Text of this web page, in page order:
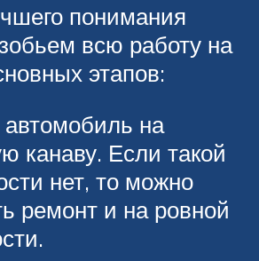
понимания
всю работу на
этапов:
автомобиль на
канаву. Если такой
нет, то можно
ремонт и на ровной